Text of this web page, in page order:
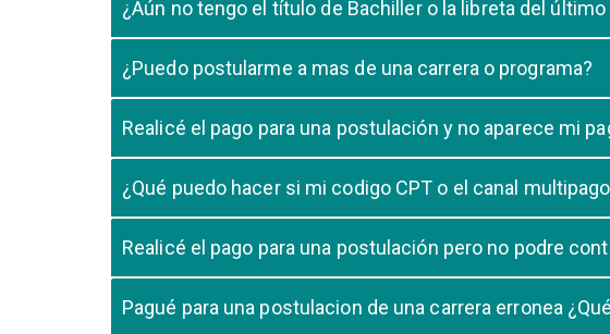
¿Aún no tengo el título de Bachiller o la libreta del
cursando el ultimo año.
¿Puedo postularme a mas de una carrera o programa?
Realicé el pago para una postulación y no aparece mi
pago, debe comunicarse con su unidad de admisión e indicar que
¿Qué puedo hacer si mi codigo CPT o el canal
su postulación.
Realicé el pago para una postulación pero no podre
Pagué para una postulacion de una carrera erronea